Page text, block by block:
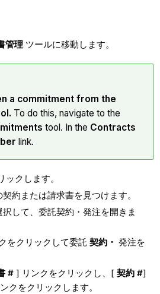
管理ツールに移動します。
a commitment from the
To do this, navigate to the
tool. In the Contracts
link.
クします。
約または請求書を見つけます。
して、委託契約・発注を開きま
をクリックして委託 契約・ 発注を
#] リンクをクリックし、[ 契約 #]
クをクリックします。